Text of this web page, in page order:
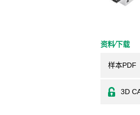
资料⁄下载
样本PDF
3D